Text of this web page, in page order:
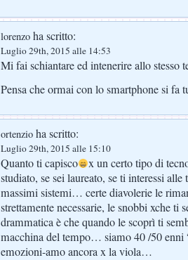
lorenzo ha scritto:
Luglio 29th, 2015 alle 14:53
Mi fai schiantare ed intenerire allo stesso
Pensa che ormai con lo smartphone si fa
ortenzio ha scritto:
Luglio 29th, 2015 alle 15:10
Quanto ti capisco
x un certo tipo di
studiato, se sei laureato, se ti interessi
massimi sistemi… certe diavolerie le
strettamente necessarie, le snobbi xche ti
drammatica è che quando le scoprì ti
macchina del tempo… siamo 40 /50
emozioni-amo ancora x la viola…